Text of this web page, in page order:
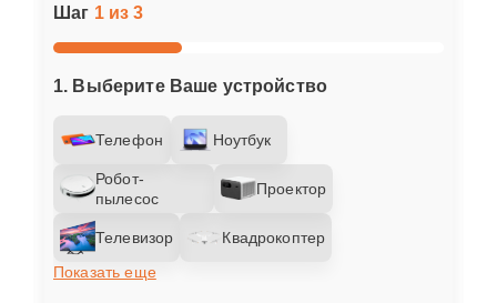
Шаг 1 из 3
1. Выберите Ваше устройство
Телефон Ноутбук
Робот-
пылесос
Проектор
Телевизор
Квадрокоптер
Показать еще